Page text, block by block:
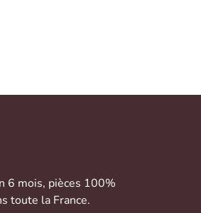
6 mois, pièces 100%
toute la France.